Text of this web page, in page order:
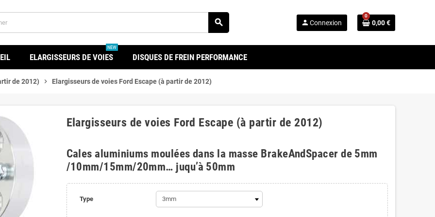
search person Connexion
0
0,00 €
ELARGISSEURS DE VOIES
NEW
DISQUES DE FREIN PERFORMANCE
de 2012) chevron_right Elargisseurs de voies Ford Escape (à partir de 2012)
Elargisseurs de voies Ford Escape (à partir de 2012)
Cales aluminiums moulées dans la masse BrakeAndSpacer de 5mm
/10mm/15mm/20mm… juqu’à 50mm
Type